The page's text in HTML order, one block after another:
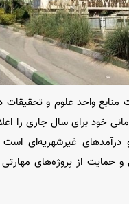
واحد علوم و تحقیقات
تومانی خود برای سال جاری را
غیرشهریه‌ای
و حمایت از پروژه‌های